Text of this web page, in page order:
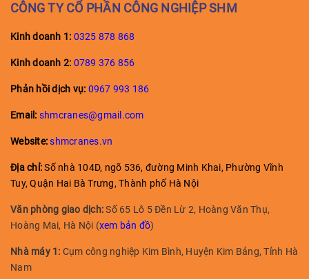
CÔNG TY CỔ PHẦN CÔNG NGHIỆP SHM
Kinh doanh 1: 0325 878 868
Kinh doanh 2: 0789 376 856
Phản hồi dịch vụ: 0967 993 186
Email: shmcranes@gmail.com
Website: shmcranes.vn
Địa chỉ:Số nhà 104D, ngõ 536, đường Minh Khai, Phường Vĩnh
Tuy, Quận Hai Bà Trưng, Thành phố Hà Nội
Văn phòng giao dịch:Số 65 Lô 5 Đền Lừ 2, Hoàng Văn Thụ,
Hoàng Mai, Hà Nội (xem bản đồ)
Nhà máy 1: Cụm công nghiệp Kim Bình, Huyện Kim Bảng, Tỉnh Hà
Nam